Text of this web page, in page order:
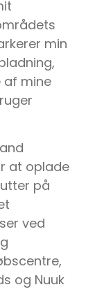
min
af mine
at oplade
på
ved
og Nuuk